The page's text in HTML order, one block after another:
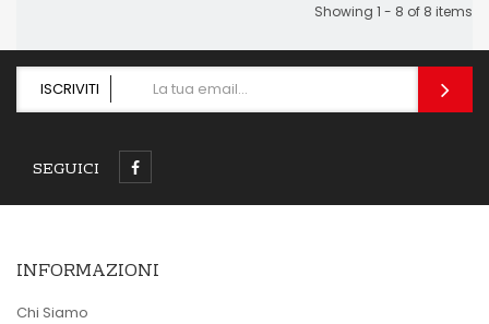
Showing 1 - 8 of 8 items
ISCRIVITI
SEGUICI
INFORMAZIONI
Chi Siamo